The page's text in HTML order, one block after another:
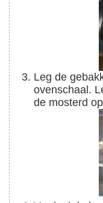
Leg de gebakken uien op een ovenplaatje of
ovenschaal.
de mosterd